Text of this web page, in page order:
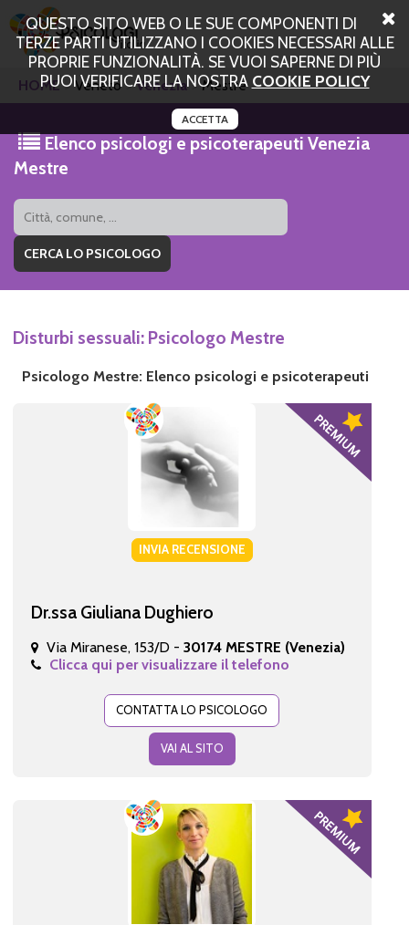
QUESTO SITO WEB O LE SUE COMPONENTI DI
TERZE PARTI UTILIZZANO I COOKIES NECESSARI ALLE
PROPRIE FUNZIONALITÀ. SE VUOI SAPERNE DI PIÙ
PUOI VERIFICARE LA NOSTRA COOKIE POLICY
ACCETTA
HOME Veneto Venezia Mestre
Elenco psicologi e psicoterapeuti Venezia
Mestre
Disturbi sessuali: Psicologo Mestre
Psicologo Mestre: Elenco psicologi e psicoterapeuti
INVIA RECENSIONE
Dr.ssa Giuliana Dughiero
Via Miranese, 153/D - 30174 MESTRE (Venezia)
Clicca qui per visualizzare il telefono
CONTATTA LO PSICOLOGO
VAI AL SITO